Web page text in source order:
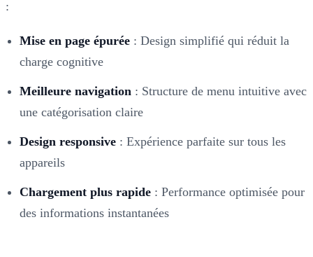
:
Mise en page épurée : Design simplifié qui réduit la
charge cognitive
Meilleure navigation : Structure de menu intuitive avec
une catégorisation claire
Design responsive : Expérience parfaite sur tous les
appareils
Chargement plus rapide : Performance optimisée pour
des informations instantanées